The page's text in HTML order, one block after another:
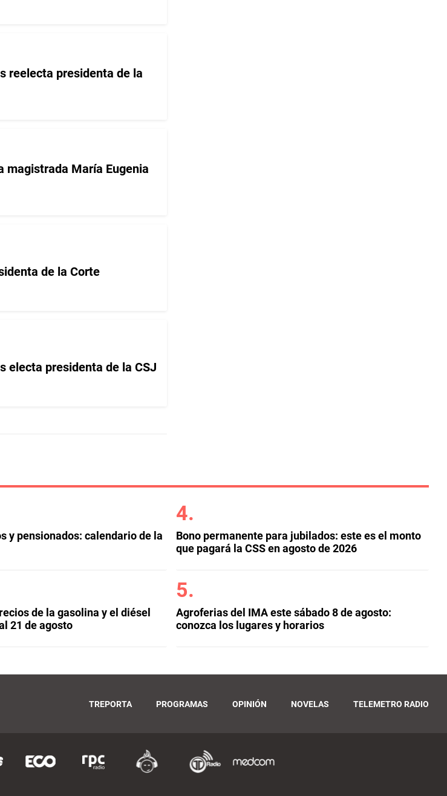
reelecta presidenta de la
magistrada María Eugenia
de la Corte
electa presidenta de la CSJ
y pensionados: calendario de la
de la gasolina y el diésel
21 de agosto
Bono permanente para jubilados: este es el monto
que pagará la CSS en agosto de 2026
Agroferias del IMA este sábado 8 de agosto:
conozca los lugares y horarios
TREPORTA PROGRAMAS OPINIÓN NOVELAS TELEMETRO RADIO